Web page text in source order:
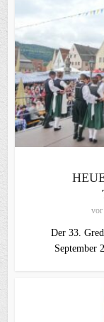
vor
Der 33.
September